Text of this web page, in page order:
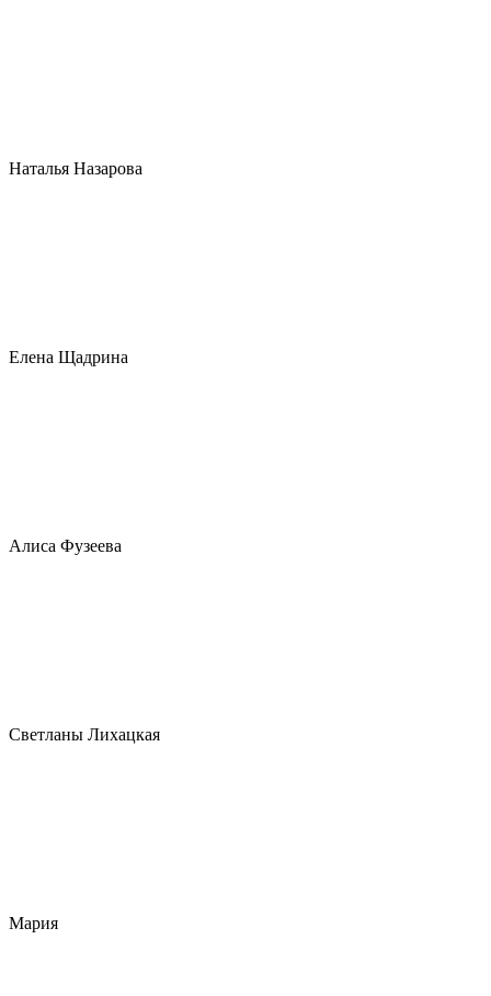
Наталья Назарова
Елена Щадрина
Алиса Фузеева
Светланы Лихацкая
Мария